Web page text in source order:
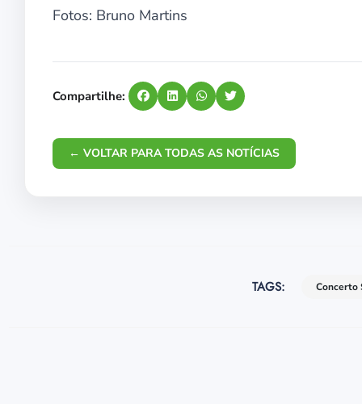
Fotos: Bruno Martins
Compartilhe:
← VOLTAR PARA TODAS AS NOTÍCIAS
TAGS: Concerto